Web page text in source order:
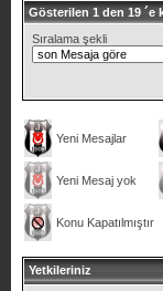
Gösterilen 1 den 19 ´e
Sıralama şekli
Yeni Mesajlar
Yeni Mesaj yok
Konu Kapatılmıştır
Yetkileriniz